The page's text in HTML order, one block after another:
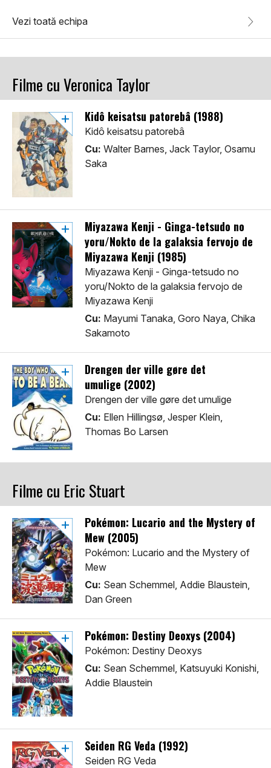
Vezi toată echipa
Filme cu Veronica Taylor
Kidô keisatsu patorebâ (1988)
Kidô keisatsu patorebâ
Cu: Walter Barnes, Jack Taylor, Osamu
Saka
Miyazawa Kenji - Ginga-tetsudo no
yoru/Nokto de la galaksia fervojo de
Miyazawa Kenji (1985)
Miyazawa Kenji - Ginga-tetsudo no
yoru/Nokto de la galaksia fervojo de
Miyazawa Kenji
Cu: Mayumi Tanaka, Goro Naya, Chika
Sakamoto
Drengen der ville gøre det
umulige (2002)
Drengen der ville gøre det umulige
Cu: Ellen Hillingsø, Jesper Klein,
Thomas Bo Larsen
Filme cu Eric Stuart
Pokémon: Lucario and the Mystery of
Mew (2005)
Pokémon: Lucario and the Mystery of
Mew
Cu: Sean Schemmel, Addie Blaustein,
Dan Green
Pokémon: Destiny Deoxys (2004)
Pokémon: Destiny Deoxys
Cu: Sean Schemmel, Katsuyuki Konishi,
Addie Blaustein
Seiden RG Veda (1992)
Seiden RG Veda